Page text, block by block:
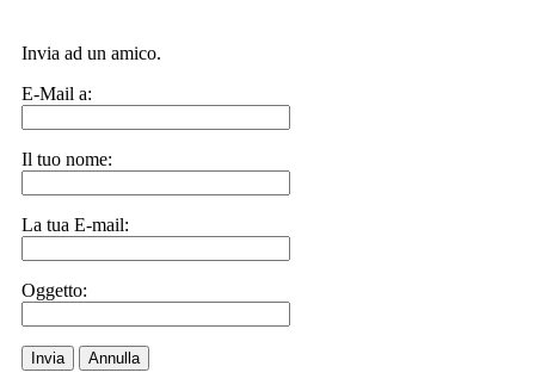
Invia ad un amico.
E-Mail a:
Il tuo nome:
La tua E-mail:
Oggetto:
Invia Annulla